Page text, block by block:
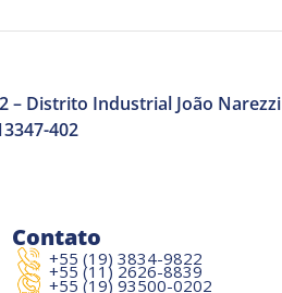
– Distrito Industrial João Narezzi
402
Contato
+55 (19) 3834-9822
+55 (11) 2626-8839
+55 (19) 93500-0202